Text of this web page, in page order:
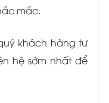
mắc.
khách hàng tư
hệ sớm nhất để